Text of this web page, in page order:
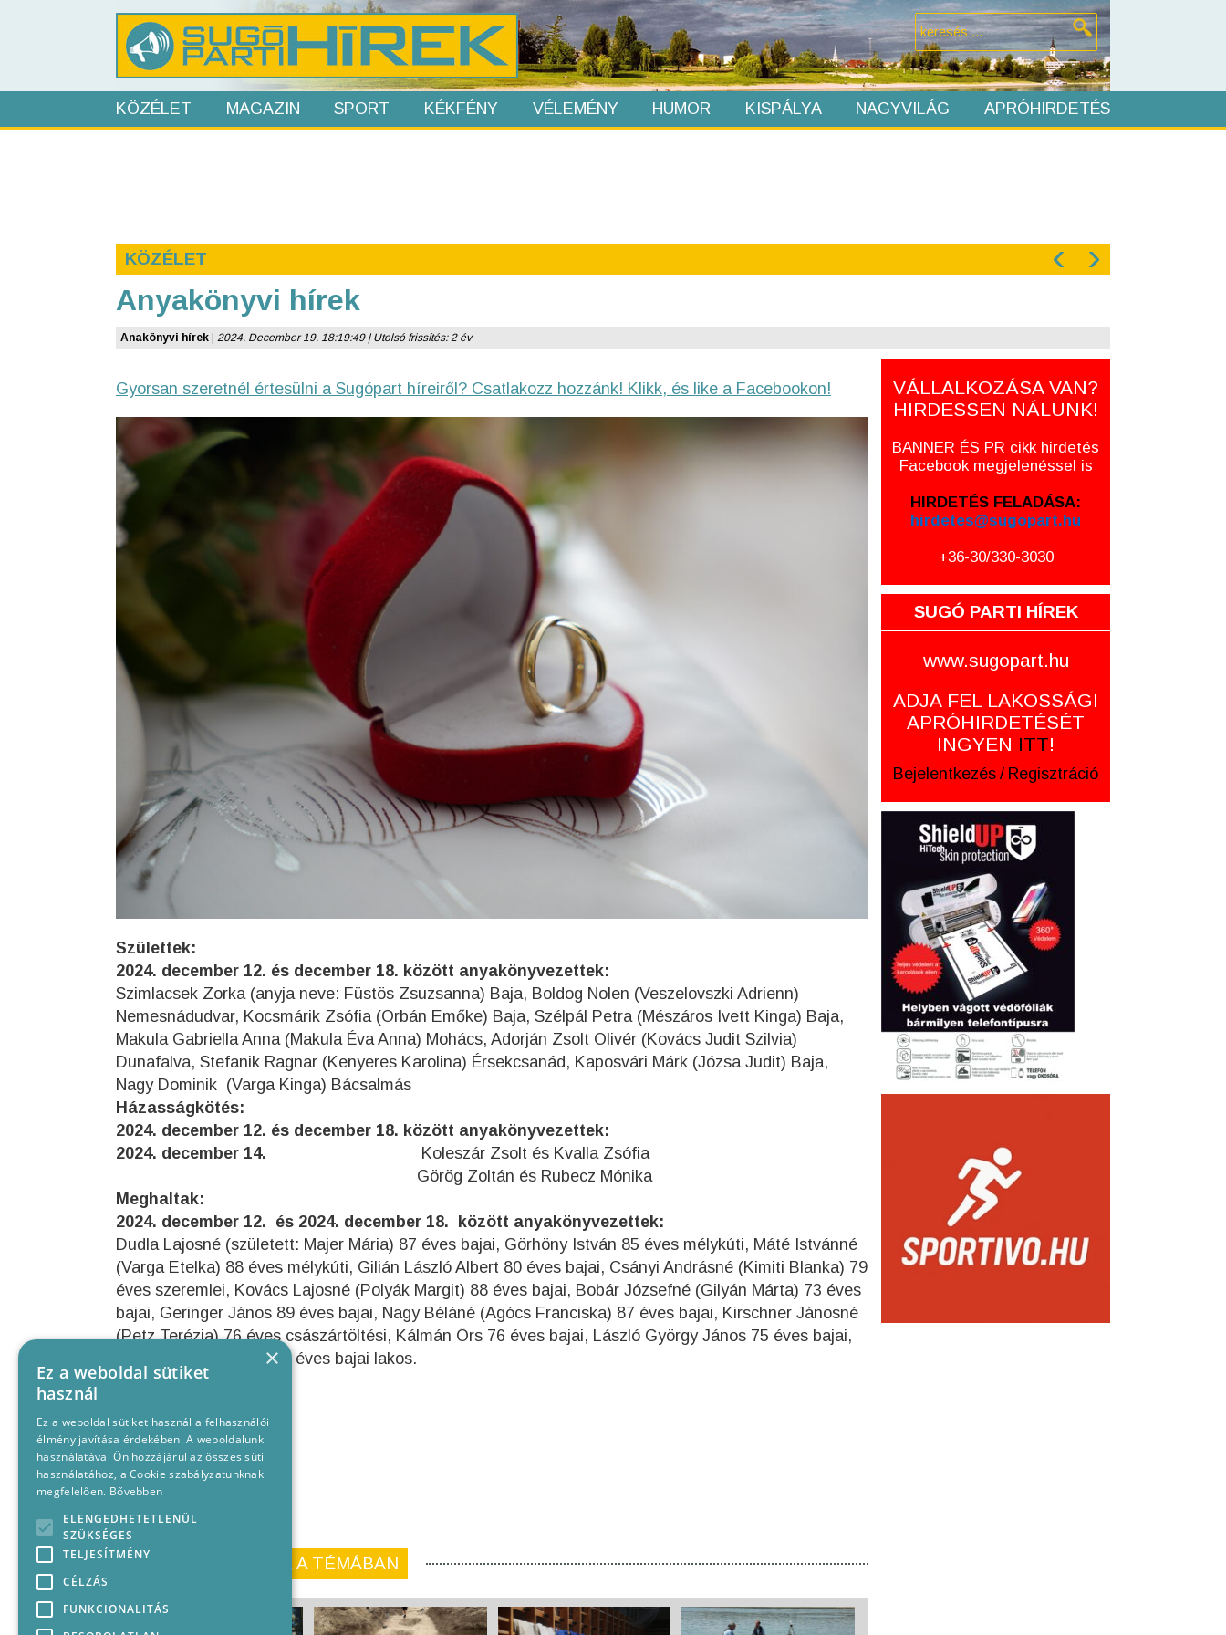
KÖZÉLET MAGAZIN SPORT KÉKFÉNY VÉLEMÉNY HUMOR KISPÁLYA NAGYVILÁG APRÓHIRDETÉS
KÖZÉLET ‹ ›
Anyakönyvi hírek
Anakönyvi hírek 2024. December 19. 18:19:49 | Utolsó frissítés: 2 év
Gyorsan szeretnél értesülni a Sugópart híreiről? Csatlakozz hozzánk! Klikk, és like a Facebookon!
Születtek:
2024. december 12. és december 18. között anyakönyvezettek:
Szimlacsek Zorka (anyja neve: Füstös Zsuzsanna) Baja, Boldog Nolen (Veszelovszki Adrienn)
Nemesnádudvar, Kocsmárik Zsófia (Orbán Emőke) Baja, Szélpál Petra (Mészáros Ivett Kinga) Baja,
Makula Gabriella Anna (Makula Éva Anna) Mohács, Adorján Zsolt Olivér (Kovács Judit Szilvia)
Dunafalva, Stefanik Ragnar (Kenyeres Karolina) Érsekcsanád, Kaposvári Márk (Józsa Judit) Baja,
Nagy Dominik (Varga Kinga) Bácsalmás
Házasságkötés:
2024. december 12. és december 18. között anyakönyvezettek:
2024. december 14. Koleszár Zsolt és Kvalla Zsófia
Görög Zoltán és Rubecz Mónika
Meghaltak:
2024. december 12. és 2024. december 18. között anyakönyvezettek:
Dudla Lajosné (született: Majer Mária) 87 éves bajai, Görhöny István 85 éves mélykúti, Máté Istvánné
(Varga Etelka) 88 éves mélykúti, Gilián László Albert 80 éves bajai, Csányi Andrásné (Kimiti Blanka) 79
éves szeremlei, Kovács Lajosné (Polyák Margit) 88 éves bajai, Bobár Józsefné (Gilyán Márta) 73 éves
bajai, Geringer János 89 éves bajai, Nagy Béláné (Agócs Franciska) 87 éves bajai, Kirschner Jánosné
(Petz Terézia) 76 éves császártöltési, Kálmán Örs 76 éves bajai, László György János 75 éves bajai,
Heckenberger Gábor 77 éves bajai lakos.
KORÁBBI CIKKEINK A TÉMÁBAN
VÁLLALKOZÁSA VAN?
HIRDESSEN NÁLUNK!
BANNER ÉS PR cikk hirdetés
Facebook megjelenéssel is
HIRDETÉS FELADÁSA:
hirdetes@sugopart.hu
+36-30/330-3030
SUGÓ PARTI HÍREK
www.sugopart.hu
ADJA FEL LAKOSSÁGI
APRÓHIRDETÉSÉT
INGYEN ITT!
Bejelentkezés / Regisztráció
×
Ez a weboldal sütiket
használ
Ez a weboldal sütiket használ a felhasználói
élmény javítása érdekében. A weboldalunk
használatával Ön hozzájárul az összes süti
használatához, a Cookie szabályzatunknak
megfelelően. Bővebben
ELENGEDHETETLENÜL
SZÜKSÉGES
TELJESÍTMÉNY
CÉLZÁS
FUNKCIONALITÁS